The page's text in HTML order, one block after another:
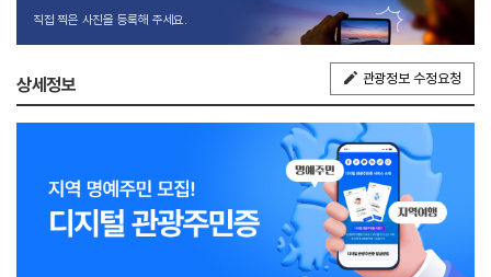
직접 찍은 사진을 등록해 주세요.
상세정보 관광정보 수정요청